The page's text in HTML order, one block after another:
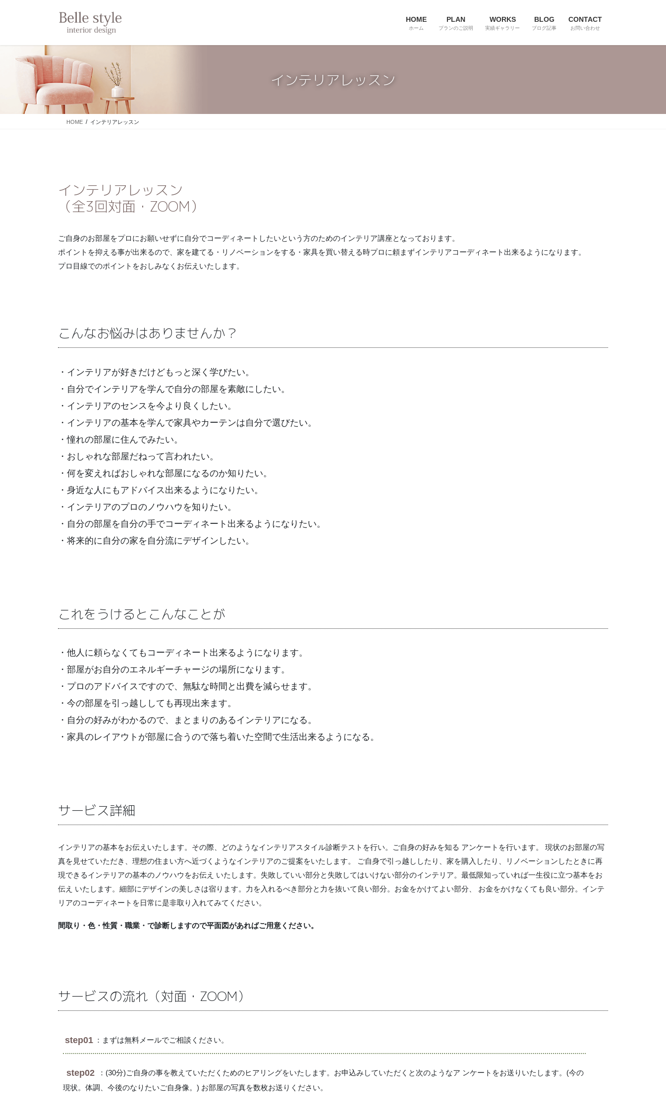
HOME
ホーム
PLAN
プランのご説明
WORKS
実績ギャラリー
BLOG
ブログ記事
CONTACT
お問い合わせ
インテリアレッスン
HOME インテリアレッスン
インテリアレッスン
（全3回対面・ZOOM）
ご自身のお部屋をプロにお願いせずに自分でコーディネートしたいという方のためのインテリア講座となっております。
ポイントを抑える事が出来るので、家を建てる・リノベーションをする・家具を買い替える時プロに頼まずインテリアコーディネート出来るようになります。
プロ目線でのポイントをおしみなくお伝えいたします。
こんなお悩みはありませんか？
・インテリアが好きだけどもっと深く学びたい。
・自分でインテリアを学んで自分の部屋を素敵にしたい。
・インテリアのセンスを今より良くしたい。
・インテリアの基本を学んで家具やカーテンは自分で選びたい。
・憧れの部屋に住んでみたい。
・おしゃれな部屋だねって言われたい。
・何を変えればおしゃれな部屋になるのか知りたい。
・身近な人にもアドバイス出来るようになりたい。
・インテリアのプロのノウハウを知りたい。
・自分の部屋を自分の手でコーディネート出来るようになりたい。
・将来的に自分の家を自分流にデザインしたい。
これをうけるとこんなことが
・他人に頼らなくてもコーディネート出来るようになります。
・部屋がお自分のエネルギーチャージの場所になります。
・プロのアドバイスですので、無駄な時間と出費を減らせます。
・今の部屋を引っ越ししても再現出来ます。
・自分の好みがわかるので、まとまりのあるインテリアになる。
・家具のレイアウトが部屋に合うので落ち着いた空間で生活出来るようになる。
サービス詳細
インテリアの基本をお伝えいたします。その際、どのようなインテリアスタイル診断テストを行い。ご自身の好みを知る アンケートを行います。 現状のお部屋の写
真を見せていただき、理想の住まい方へ近づくようなインテリアのご提案をいたします。 ご自身で引っ越ししたり、家を購入したり、リノベーションしたときに再
現できるインテリアの基本のノウハウをお伝え いたします。失敗していい部分と失敗してはいけない部分のインテリア。最低限知っていれば一生役に立つ基本をお
伝え いたします。細部にデザインの美しさは宿ります。力を入れるべき部分と力を抜いて良い部分。お金をかけてよい部分、 お金をかけなくても良い部分。インテ
リアのコーディネートを日常に是非取り入れてみてください。
間取り・色・性質・職業・で診断しますので平面図があればご用意ください。
サービスの流れ（対面・ZOOM）
step01 ：まずは無料メールでご相談ください。
step02
：(30分)ご自身の事を教えていただくためのヒアリングをいたします。お申込みしていただくと次のようなア ンケートをお送りいたします。(今の
現状。体調、今後のなりたいご自身像。) お部屋の写真を数枚お送りください。